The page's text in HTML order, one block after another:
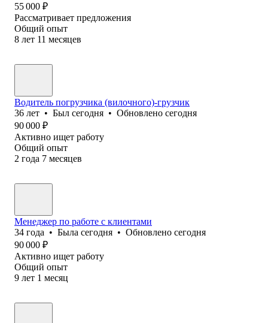
55 000 ₽
Рассматривает предложения
Общий опыт
8 лет 11 месяцев
Водитель погрузчика (вилочного)-грузчик
36 лет • Был сегодня • Обновлено сегодня
90 000 ₽
Активно ищет работу
Общий опыт
2 года 7 месяцев
Менеджер по работе с клиентами
34 года • Была сегодня • Обновлено сегодня
90 000 ₽
Активно ищет работу
Общий опыт
9 лет 1 месяц